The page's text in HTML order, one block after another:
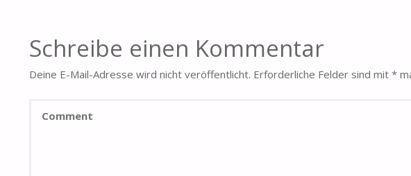
Schreibe einen Kommentar
Deine E-Mail-Adresse wird nicht veröffentlicht. Erforderliche Felder sind mit *